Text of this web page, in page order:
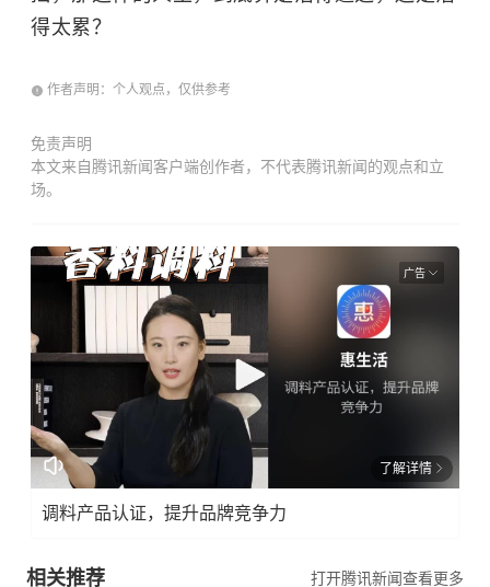
得太累？
作者声明：个人观点，仅供参考
免责声明
本文来自腾讯新闻客户端创作者，不代表腾讯新闻的观点和立
场。
广告
了解详情
调料产品认证，提升品牌竞争力
相关推荐 打开腾讯新闻查看更多